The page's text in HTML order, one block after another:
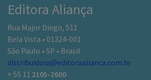
Editora Aliança
Rua Major Diogo, 511
Bela Vista • 01324-001
São Paulo • SP • Brasil
distribuidora@editoraalianca.com.br
+ 55 11 2105-2600